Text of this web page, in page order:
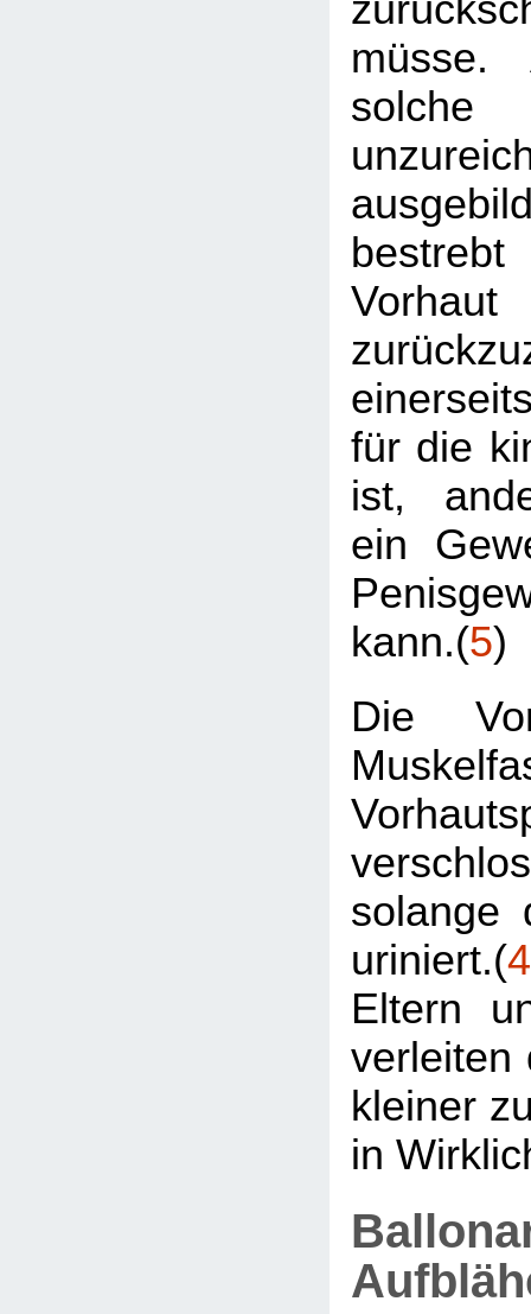
müsse.
für die
ist,
ein
kann.(5)
Die
solange
uriniert.(4
Eltern
verleiten
kleiner
in